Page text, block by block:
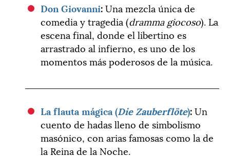
Don Giovanni:Una mezcla única de
comedia y tragedia (dramma giocoso). La
escena final, donde el libertino es
arrastrado al infierno, es uno de los
momentos más poderosos de la música.
La flauta mágica (Die Zauberflöte):Un
cuento de hadas lleno de simbolismo
masónico, con arias famosas como la de
la Reina de la Noche.